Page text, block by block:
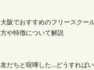
大阪でおすすめのフリースクー
方や特徴について解説
友だちと喧嘩した…どうすれば